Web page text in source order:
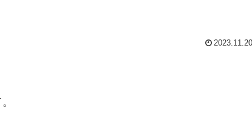
2023.11.20